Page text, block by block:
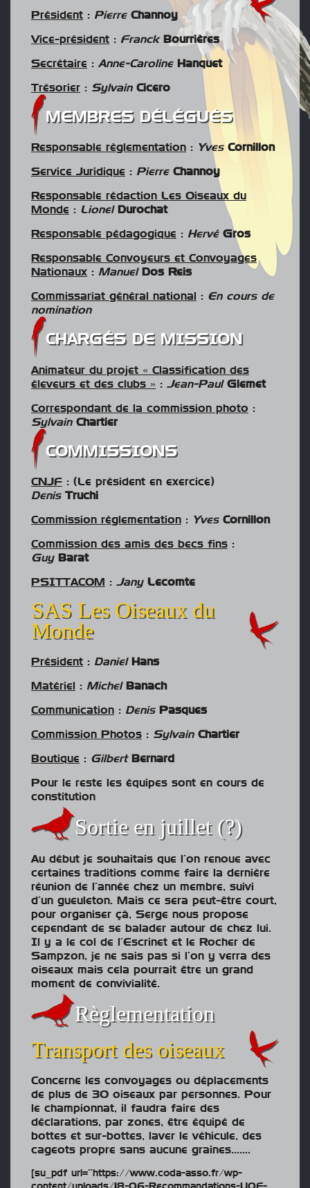
Président : Pierre Channoy
Vice-président : Franck Bourrières
Secrétaire : Anne-Caroline Hanquet
Trésorier : Sylvain Cicero
MEMBRES DÉLÉGUÉS
Responsable règlementation : Yves Cornillon
Service Juridique : Pierre Channoy
Responsable rédaction Les Oiseaux du
Monde : Lionel Durochat
Responsable pédagogique : Hervé Gros
Responsable Convoyeurs et Convoyages
Nationaux : Manuel Dos Reis
Commissariat général national : En cours de
nomination
CHARGÉS DE MISSION
Animateur du projet « Classification des
éleveurs et des clubs » : Jean-Paul Glemet
Correspondant de la commission photo :
Sylvain Chartier
COMMISSIONS
CNJF : (Le président en exercice)
Denis Truchi
Commission réglementation : Yves Cornillon
Commission des amis des becs fins :
Guy
Barat
PSITTACOM : Jany Lecomte
SAS Les Oiseaux du
Monde
Président : Daniel Hans
Matériel : Michel Banach
Communication : Denis Pasques
Commission Photos : Sylvain Chartier
Boutique : Gilbert Bernard
Pour le reste les équipes sont en cours de
constitution
Sortie en juillet (?)
Au début je souhaitais que l’on renoue avec
certaines traditions comme faire la dernière
réunion de l’année chez un membre, suivi
d’un gueuleton. Mais ce sera peut-être court,
pour organiser çà, Serge nous propose
cependant de se balader autour de chez lui.
Il y a le col de l’Escrinet et le Rocher de
Sampzon, je ne sais pas si l’on y verra des
oiseaux mais cela pourrait être un grand
moment de convivialité.
Règlementation
Transport des oiseaux
Concerne les convoyages ou déplacements
de plus de 30 oiseaux par personnes. Pour
le championnat, il faudra faire des
déclarations, par zones, être équipé de
bottes et sur-bottes, laver le véhicule, des
cageots propre sans aucune graines…….
[su_pdf url=”https://www.coda-asso.fr/wp-